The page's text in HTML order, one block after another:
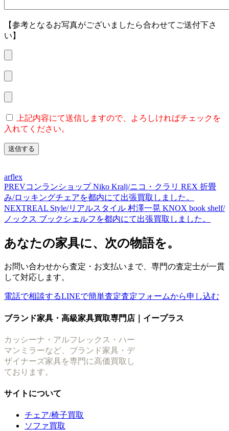
【参考となるお写真がございましたら合わせてご送付下さ
い】
上記内容にて送信しますので、よろしければチェックを
入れてください。
arflex
PREVコンランショップ Niko Kralj/ニコ・クラリ REX 折畳
み/ロッキングチェアを都内にて出張買取しました。
NEXTREAL Style/リアルスタイル 村澤一晃 KNOX book shelf/
ノックス ブックシェルフを都内にて出張買取しました。
あなたの家具に、次の物語を。
お問い合わせから査定・お支払いまで、専門の査定士が一貫
して対応します。
電話で相談するLINEで簡単査定査定フォームから申し込む
ブランド家具・高級家具買取専門店｜イープラス
カッシーナ・アルフレックス・ハー
マンミラーなど、ブランド家具・デ
ザイナーズ家具を専門に高価買取し
ております。
サイトについて
チェア/椅子買取
ソファ買取